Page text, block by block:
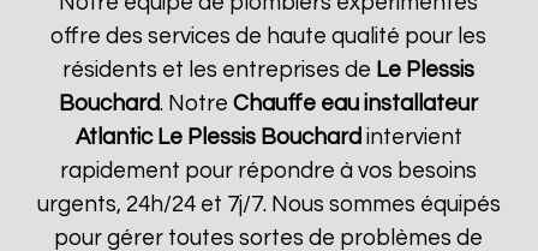
offre des services de haute qualité pour les
résidents et les entreprises de Le Plessis
Bouchard. NotreChauffe eau installateur
Atlantic Le Plessis Bouchard intervient
rapidement pour répondre à vos besoins
urgents, 24h/24 et 7j/7. Nous sommes équipés
pour gérer toutes sortes de problèmes de